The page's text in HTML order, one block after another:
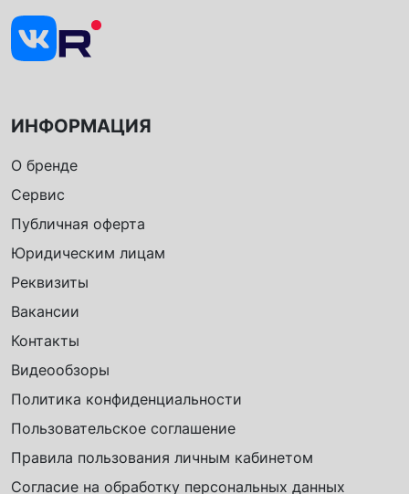
ИНФОРМАЦИЯ
О бренде
Сервис
Публичная оферта
Юридическим лицам
Реквизиты
Вакансии
Контакты
Видеообзоры
Политика конфиденциальности
Пользовательское соглашение
Правила пользования личным кабинетом
Согласие на обработку персональных данных